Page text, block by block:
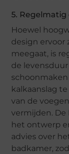
5.
Hoewel
design ervoor
meegaat, is
de
kalkaanslag
van de
vermijden. De
het ontwerp
advies over
badkamer,